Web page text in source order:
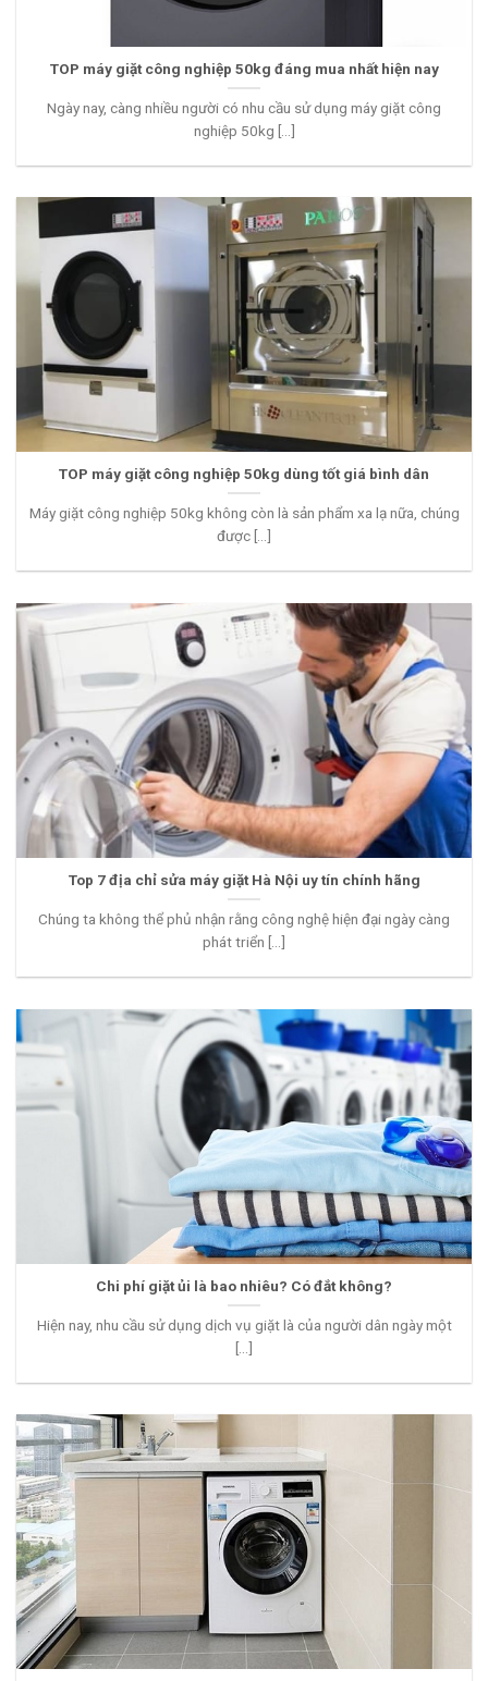
TOP máy giặt công nghiệp 50kg đáng mua nhất hiện nay
Ngày nay, càng nhiều người có nhu cầu sử dụng máy giặt công
nghiệp 50kg [...]
TOP máy giặt công nghiệp 50kg dùng tốt giá bình dân
Máy giặt công nghiệp 50kg không còn là sản phẩm xa lạ nữa, chúng
được [...]
Top 7 địa chỉ sửa máy giặt Hà Nội uy tín chính hãng
Chúng ta không thể phủ nhận rằng công nghệ hiện đại ngày càng
phát triển [...]
Chi phí giặt ủi là bao nhiêu? Có đắt không?
Hiện nay, nhu cầu sử dụng dịch vụ giặt là của người dân ngày một
[...]